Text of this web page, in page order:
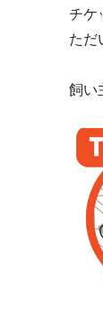
チケ
ただ
飼い